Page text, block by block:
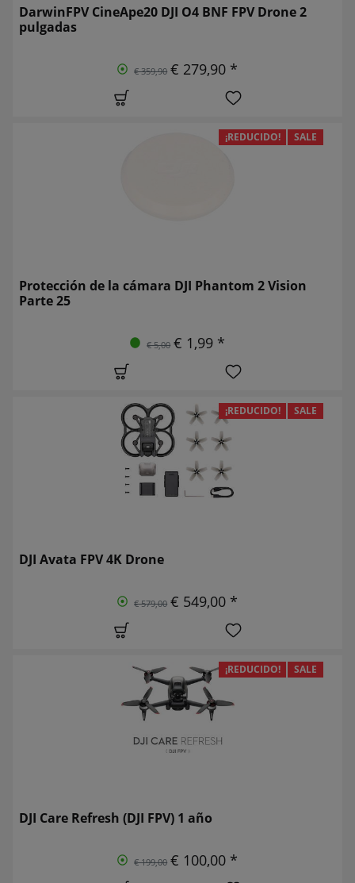
DarwinFPV CineApe20 DJI O4 BNF FPV Drone 2
pulgadas
€ 359,90 € 279,90 *
¡REDUCIDO! SALE
Protección de la cámara DJI Phantom 2 Vision
Parte 25
€ 5,00 € 1,99 *
¡REDUCIDO! SALE
DJI Avata FPV 4K Drone
€ 579,00 € 549,00 *
¡REDUCIDO! SALE
DJI Care Refresh (DJI FPV) 1 año
€ 199,00 € 100,00 *